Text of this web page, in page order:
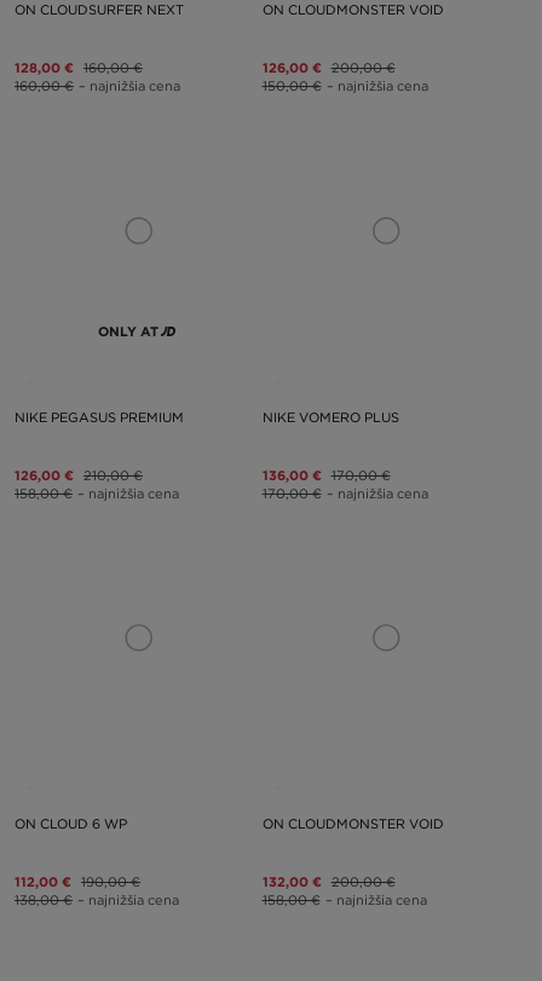
ON CLOUDSURFER NEXT
128,00 € 160,00 €
160,00 € – najnižšia cena
ON CLOUDMONSTER VOID
126,00 € 200,00 €
150,00 € – najnižšia cena
ONLY AT
NIKE PEGASUS PREMIUM
126,00 € 210,00 €
158,00 € – najnižšia cena
NIKE VOMERO PLUS
136,00 € 170,00 €
170,00 € – najnižšia cena
ON CLOUD 6 WP
112,00 € 190,00 €
138,00 € – najnižšia cena
ON CLOUDMONSTER VOID
132,00 € 200,00 €
158,00 € – najnižšia cena